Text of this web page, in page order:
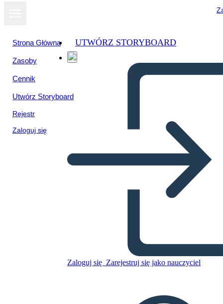
Strona Główna
Zasoby
Cennik
Utwórz Storyboard
Rejestr
Zaloguj się
UTWÓRZ STORYBOARD
Zaloguj się Zarejestruj się jako nauczyciel